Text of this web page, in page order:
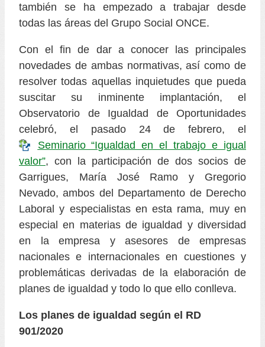
también se ha empezado a trabajar desde
todas las áreas del Grupo Social ONCE.
Con el fin de dar a conocer las principales
novedades de ambas normativas, así como de
resolver todas aquellas inquietudes que pueda
suscitar su inminente implantación, el
Observatorio de Igualdad de Oportunidades
celebró, el pasado 24 de febrero, el
Seminario “Igualdad en el trabajo e igual
valor”, con la participación de dos socios de
Garrigues, María José Ramo y Gregorio
Nevado, ambos del Departamento de Derecho
Laboral y especialistas en esta rama, muy en
especial en materias de igualdad y diversidad
en la empresa y asesores de empresas
nacionales e internacionales en cuestiones y
problemáticas derivadas de la elaboración de
planes de igualdad y todo lo que ello conlleva.
Los planes de igualdad según el RD
901/2020